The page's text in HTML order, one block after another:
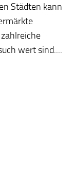
Städten kann
wert sind....